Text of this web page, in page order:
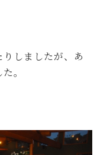
しましたが、あ
。